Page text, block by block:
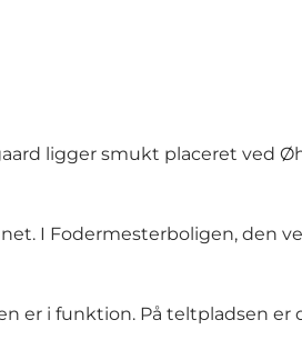
ligger smukt placeret ved
I Fodermesterboligen, den
er i funktion. På teltpladsen er